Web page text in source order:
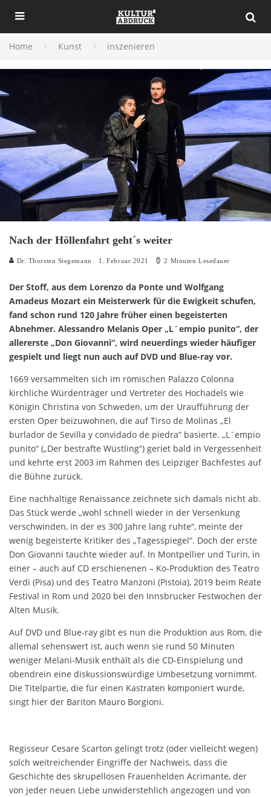
Home Kunst inszenieren
Nach der Höllenfahrt geht´s weiter
Dr. Thorsten Stegemann 1. Februar 2021 2 Minuten Lesedauer
Der Stoff, aus dem Lorenzo da Ponte und Wolfgang
Amadeus Mozart ein Meisterwerk für die Ewigkeit schufen,
fand schon rund 120 Jahre früher einen begeisterten
Abnehmer. Alessandro Melanis Oper „L´empio punito“, der
allererste „Don Giovanni“, wird neuerdings wieder häufiger
gespielt und liegt nun auch auf DVD und Blue-ray vor.
1669 versammelten sich im römischen Palazzo Colonna
kirchliche Würdenträger und Vertreter des Hochadels wie
Königin Christina von Schweden, um der Uraufführung der
ersten Oper beizuwohnen, die auf Tirso de Molinas „El
burlador de Sevilla y convidado de piedra“ basierte. „L´empio
punito“ („Der bestrafte Wüstling“) geriet bald in Vergessenheit
und kehrte erst 2003 im Rahmen des Leipziger Bachfestes auf
die Bühne zurück.
Eine nachhaltige Renaissance zeichnete sich damals nicht ab.
Das Stück werde „wohl schnell wieder in der Versenkung
verschwinden, in der es 300 Jahre lang ruhte“, meinte der
wenig begeisterte Kritiker des „Tagesspiegel“. Doch der erste
Don Giovanni tauchte wieder auf. In Montpellier und Turin, in
einer – auch auf CD erschienenen – Ko-Produktion des Teatro
Verdi (Pisa) und des Teatro Manzoni (Pistoia), 2019 beim Reate
Festival in Rom und 2020 bei den Innsbrucker Festwochen der
Alten Musik.
Auf DVD und Blue-ray gibt es nun die Produktion aus Rom, die
allemal sehenswert ist, auch wenn sie rund 50 Minuten
weniger Melani-Musik enthält als die CD-Einspielung und
obendrein eine diskussionswürdige Umbesetzung vornimmt.
Die Titelpartie, die für einen Kastraten komponiert wurde,
singt hier der Bariton Mauro Borgioni.
Regisseur Cesare Scarton gelingt trotz (oder vielleicht wegen)
solch weitreichender Eingriffe der Nachweis, dass die
Geschichte des skrupellosen Frauenhelden Acrimante, der
von jeder neuen Liebe unwiderstehlich angezogen und von